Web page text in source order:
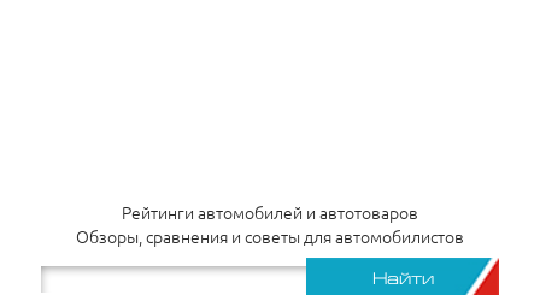
Рейтинги автомобилей и автотоваров
Обзоры, сравнения и советы для автомобилистов